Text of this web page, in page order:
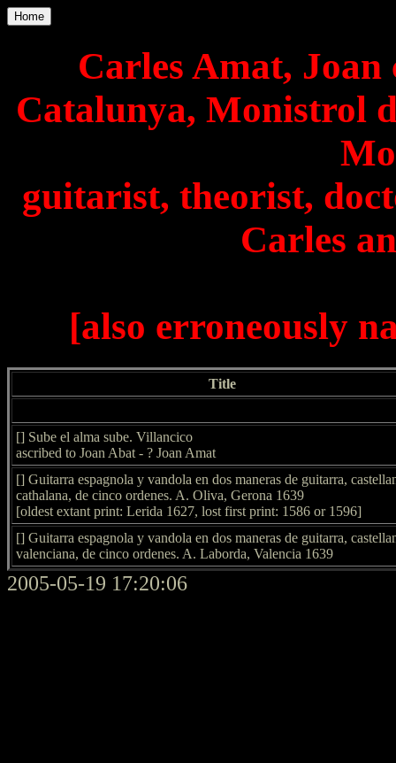
Home
Carles Amat, Joan
Catalunya, Monistrol
guitarist, theorist,
Carles
[also erroneously
Title
[] Sube el alma sube. Villancico
ascribed to Joan Abat - ? Joan Amat
[] Guitarra espagnola y vandola en dos maneras de guitarra,
cathalana, de cinco ordenes. A. Oliva, Gerona 1639
[oldest extant print: Lerida 1627, lost first print: 1586 or 1596]
[] Guitarra espagnola y vandola en dos maneras de guitarra,
valenciana, de cinco ordenes. A. Laborda, Valencia 1639
2005-05-19 17:20:06